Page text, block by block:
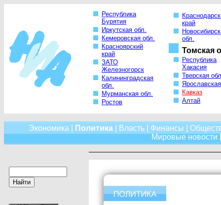
Республика
Бурятия
Иркутская обл.
Кемеровская обл.
Красноярский
край
ЗАТО
Железногорск
Калининградская
обл.
Мурманская обл.
Ростов
край
обл.
Томская
Республика
Хакасия
Тверская
Кавказ
Алтай
Экономика Политика| Власть| Финансы
Мировые новости